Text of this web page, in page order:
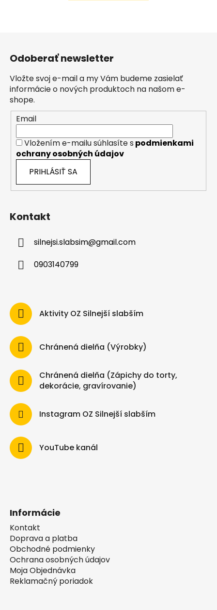
Odoberať newsletter
Vložte svoj e-mail a my Vám budeme zasielať
informácie o nových produktoch na našom e-
shope.
Email
Vložením e-mailu súhlasíte s podmienkami
ochrany osobných údajov
PRIHLÁSIŤ SA
Kontakt
silnejsi.slabsim@gmail.com
0903140799
Aktivity OZ Silnejší slabším
Chránená dielňa (Výrobky)
Chránená dielňa (Zápichy do torty,
dekorácie, gravírovanie)
Instagram OZ Silnejší slabším
YouTube kanál
Informácie
Kontakt
Doprava a platba
Obchodné podmienky
Ochrana osobných údajov
Moja Objednávka
Reklamačný poriadok